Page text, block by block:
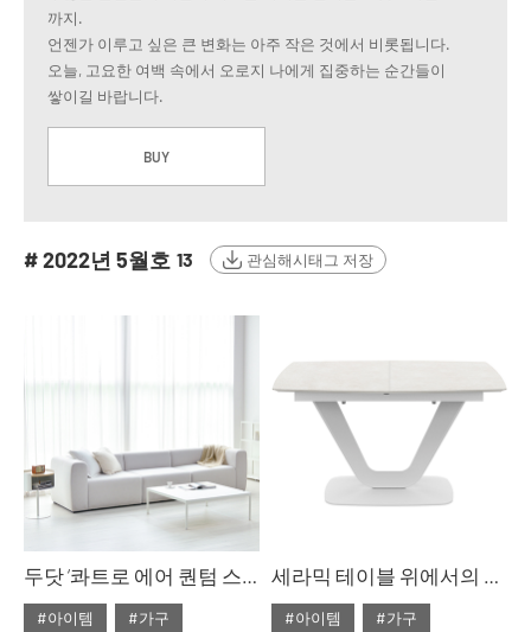
까지.
언젠가 이루고 싶은 큰 변화는 아주 작은 것에서 비롯됩니다.
오늘, 고요한 여백 속에서 오로지 나에게 집중하는 순간들이
쌓이길 바랍니다.
BUY
# 2022년 5월호 13 관심해시태그 저장
두닷 ‘콰트로 에어 퀀텀 스퀘어 페닉스 소파 테이블
#아이템
#가구
세라믹 테이블 위에서의 만찬
#아이템
#가구